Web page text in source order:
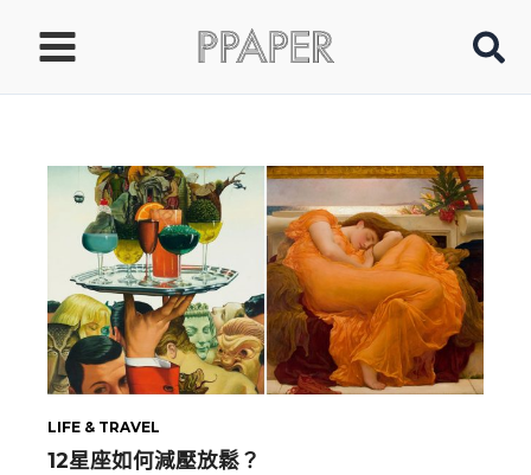
要
LIFE & TRAVEL
12星座如何減壓放鬆？